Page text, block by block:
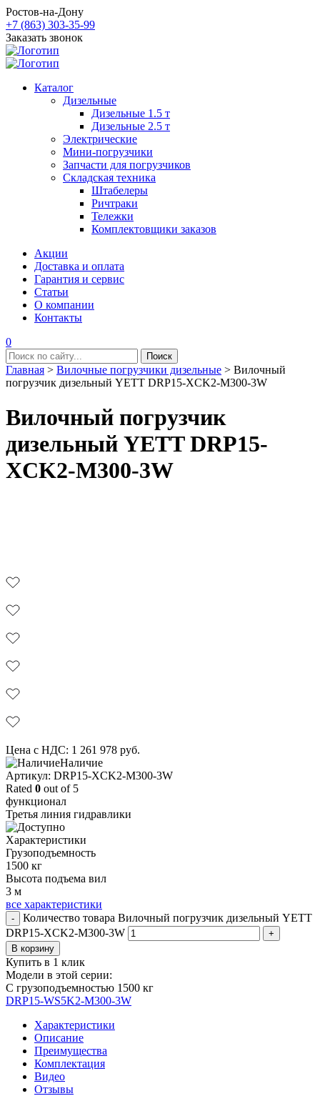
Ростов-на-Дону
+7 (863) 303-35-99
Заказать звонок
Каталог
Дизельные
Дизельные 1.5 т
Дизельные 2.5 т
Электрические
Мини-погрузчики
Запчасти для погрузчиков
Складская техника
Штабелеры
Ричтраки
Тележки
Комплектовщики заказов
Акции
Доставка и оплата
Гарантия и сервис
Статьи
О компании
Контакты
0
Главная > Вилочные погрузчики дизельные > Вилочный
погрузчик дизельный YETT DRP15-XCK2-M300-3W
Вилочный погрузчик
дизельный YETT DRP15-
XCK2-M300-3W
Цена с НДС: 1 261 978 руб.
Наличие
Aртикул: DRP15-XCK2-M300-3W
Rated 0 out of 5
функционал
Третья линия гидравлики
Характеристики
Грузоподъемность
1500 кг
Высота подъема вил
3 м
все характеристики
-
Количество товара Вилочный погрузчик дизельный YETT
DRP15-XCK2-M300-3W
+
В корзину
Купить в 1 клик
Модели в этой серии:
С грузоподъемностью 1500 кг
DRP15-WS5K2-M300-3W
Характеристики
Описание
Преимущества
Комплектация
Видео
Отзывы